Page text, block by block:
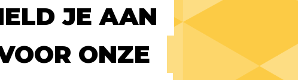
JE AAN
ONZE